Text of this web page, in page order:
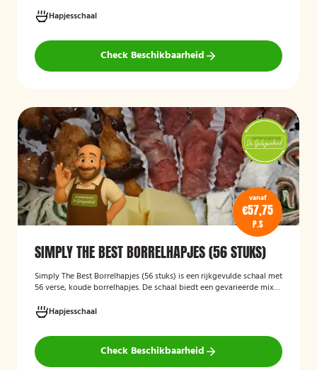
Hapjesschaal
Check Beschikbaarheid
vanaf
€57,75
P.S
SIMPLY THE BEST BORRELHAPJES (56 STUKS)
Simply The Best Borrelhapjes (56 stuks) is een rijkgevulde schaal met
56 verse, koude borrelhapjes. De schaal biedt een gevarieerde mix
recepties en andere bijeenkomsten. De hapjes worden kant-en-klaar
geleverd, zodat u zonder voorbereiding uw gasten kunt trakteren op
een smakelijke en verzorgde borrelplank.
Hapjesschaal
Check Beschikbaarheid